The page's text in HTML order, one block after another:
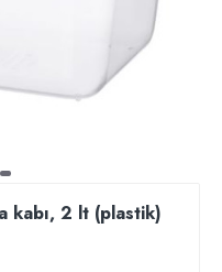
kabı, 2 lt (plastik)